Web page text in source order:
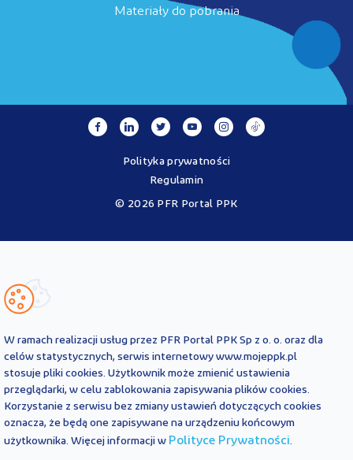
Materiały do pobrania
© 2026 PFR Portal PPK
Polityka prywatności
Regulamin
Ustawy o PPK przez operatora - PFR Portal PPK sp. z o.o., spółkę
informacyjny i są aktualne na dzień ich zamieszczenia. Treści te
obowiązujących przepisów prawa i każdorazowo
powinny być interpretowane oraz stosowane z uwzględnieniem
aktualnie obowiązujących przepisów prawa. Treści te nie stanowią
porady prawnej, finansowej ani oficjalnej interpretacji
obowiązujących przepisów prawa.
PFR Portal PPK sp. z o.o. nie ponosi odpowiedzialności z tytułu
powstania jakichkolwiek szkód, wynikających lub pozostających w
W ramach realizacji usług przez PFR Portal PPK Sp z o. o. oraz dla
celów statystycznych, serwis internetowy www.mojeppk.pl
stosuje pliki cookies. Użytkownik może zmienić ustawienia
przeglądarki, w celu zablokowania zapisywania plików cookies.
Korzystanie z serwisu bez zmiany ustawień dotyczących cookies
oznacza, że będą one zapisywane na urządzeniu końcowym
użytkownika. Więcej informacji w Polityce Prywatności.